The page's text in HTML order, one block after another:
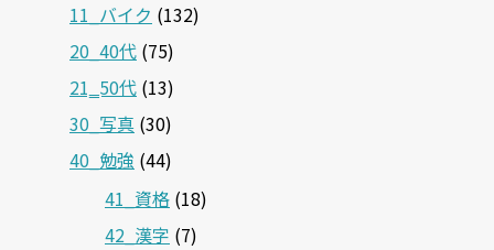
11_バイク (132)
20_40代 (75)
21‗50代 (13)
30_写真 (30)
40_勉強 (44)
41_資格 (18)
42_漢字 (7)